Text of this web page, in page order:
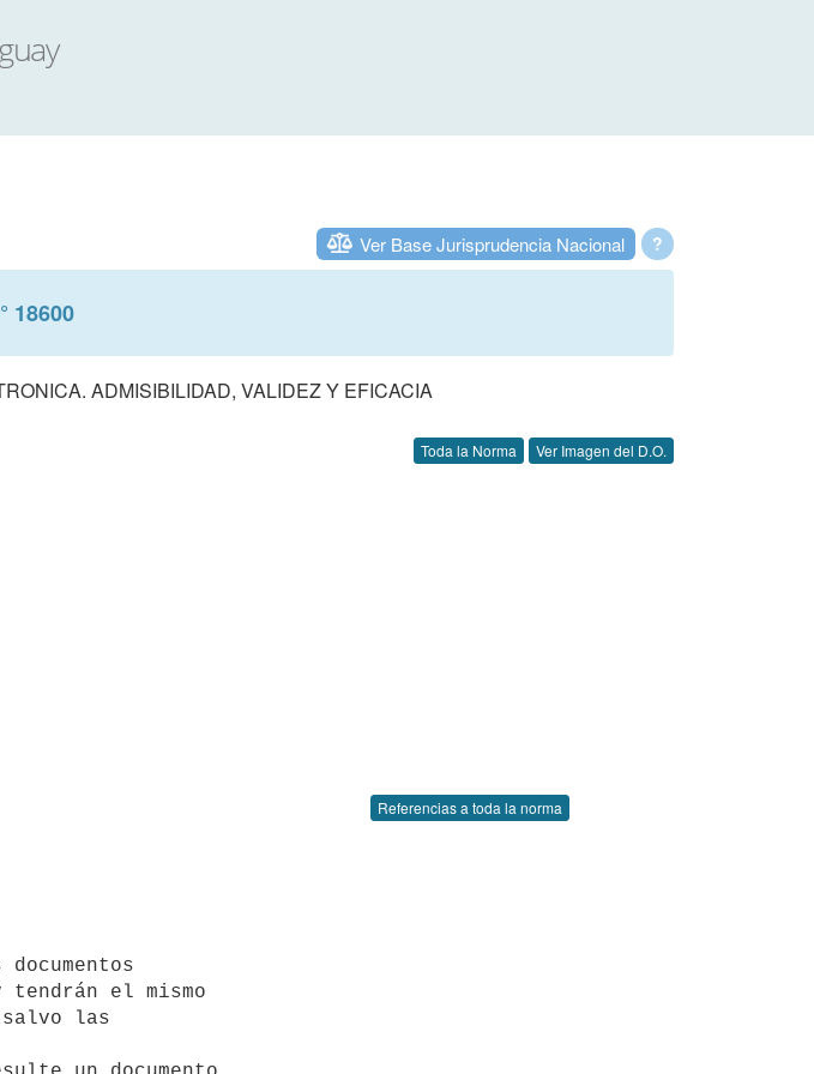
?
Ver Base Jurisprudencia Nacional
18600
ADMISIBILIDAD, VALIDEZ Y EFICACIA
Toda la Norma Ver Imagen del D.O.
Referencias a toda la norma
el mismo
las